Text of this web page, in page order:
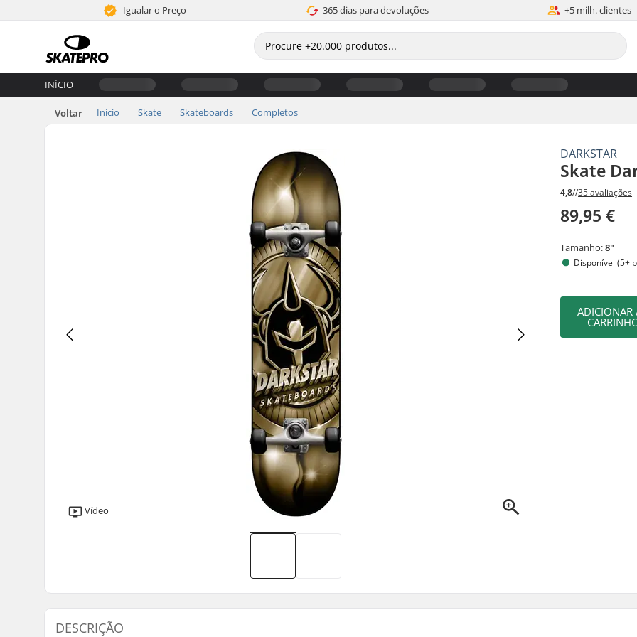
Igualar o Preço 365 dias para devoluções +5 milh. clientes
INÍCIO
Voltar Início Skate Skateboards Completos
DARKSTAR
Skate
4,8//35 avaliações
89,95 €
Vídeo
Tamanho:8"
Disponível (5+
ADICIONAR
DESCRIÇÃO